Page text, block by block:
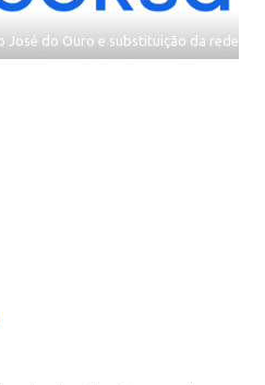
José do Ouro e substituição da rede de